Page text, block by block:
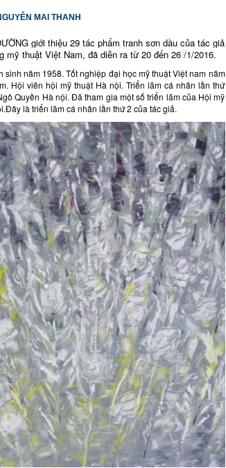
MAI THANH
giới thiệu 29 tác phẩm tranh sơn dầu của tác giả
mỹ thuật Việt Nam, đã diễn ra từ 20 đến 26 /1/2016.
năm 1958. Tốt nghiệp đại học mỹ thuật Việt nam năm
Hội viên hội mỹ thuật Hà nội. Triển lãm cá nhân lần thứ
Quyền Hà nội. Đã tham gia một số triển lãm của Hội mỹ
là triển lãm cá nhân lần thứ 2 của tác giả.